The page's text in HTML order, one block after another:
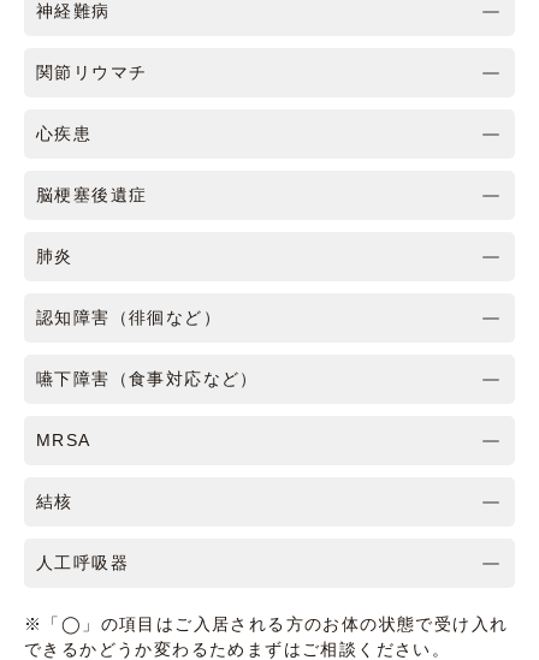
神経難病
関節リウマチ
心疾患
脳梗塞後遺症
肺炎
認知障害（徘徊など）
嚥下障害（食事対応など）
MRSA
結核
人工呼吸器
※「◯」の項目はご入居される方のお体の状態で受け入れ
できるかどうか変わるためまずはご相談ください。